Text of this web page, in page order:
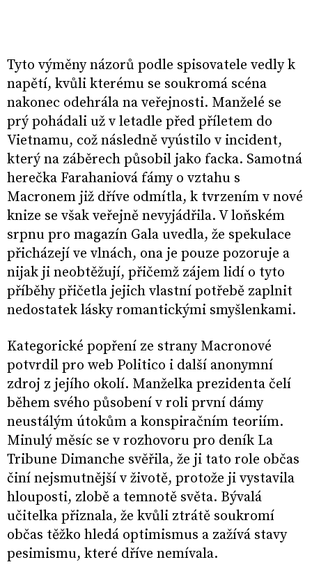
Tyto výměny názorů podle spisovatele vedly k
napětí, kvůli kterému se soukromá scéna
nakonec odehrála na veřejnosti. Manželé se
prý pohádali už v letadle před příletem do
Vietnamu, což následně vyústilo v incident,
který na záběrech působil jako facka. Samotná
herečka Farahaniová fámy o vztahu s
Macronem již dříve odmítla, k tvrzením v nové
knize se však veřejně nevyjádřila. V loňském
srpnu pro magazín Gala uvedla, že spekulace
přicházejí ve vlnách, ona je pouze pozoruje a
nijak ji neobtěžují, přičemž zájem lidí o tyto
příběhy přičetla jejich vlastní potřebě zaplnit
nedostatek lásky romantickými smyšlenkami.
Kategorické popření ze strany Macronové
potvrdil pro web Politico i další anonymní
zdroj z jejího okolí. Manželka prezidenta čelí
během svého působení v roli první dámy
neustálým útokům a konspiračním teoriím.
Minulý měsíc se v rozhovoru pro deník La
Tribune Dimanche svěřila, že ji tato role občas
činí nejsmutnější v životě, protože ji vystavila
hlouposti, zlobě a temnotě světa. Bývalá
učitelka přiznala, že kvůli ztrátě soukromí
občas těžko hledá optimismus a zažívá stavy
pesimismu, které dříve nemívala.